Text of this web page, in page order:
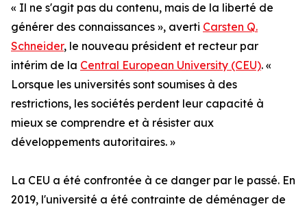
« Il ne s'agit pas du contenu, mais de la liberté de
générer des connaissances », averti Carsten Q.
Schneider, le nouveau président et recteur par
intérim de la Central European University (CEU). «
Lorsque les universités sont soumises à des
restrictions, les sociétés perdent leur capacité à
mieux se comprendre et à résister aux
développements autoritaires. »
La CEU a été confrontée à ce danger par le passé. En
2019, l'université a été contrainte de déménager de